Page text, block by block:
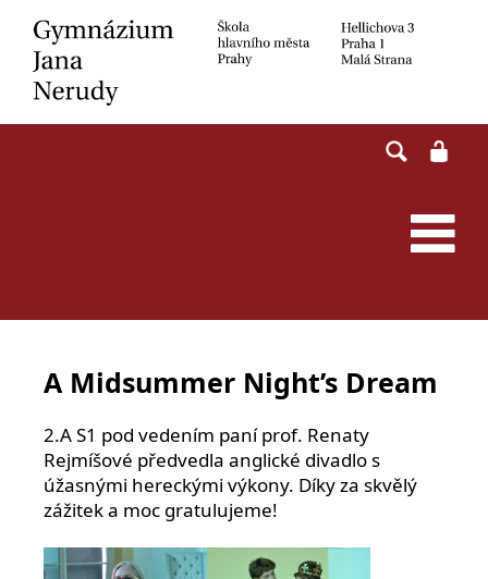
content
A Midsummer Night’s Dream
2.A S1 pod vedením paní prof. Renaty
Rejmíšové předvedla anglické divadlo s
úžasnými hereckými výkony. Díky za skvělý
zážitek a moc gratulujeme!